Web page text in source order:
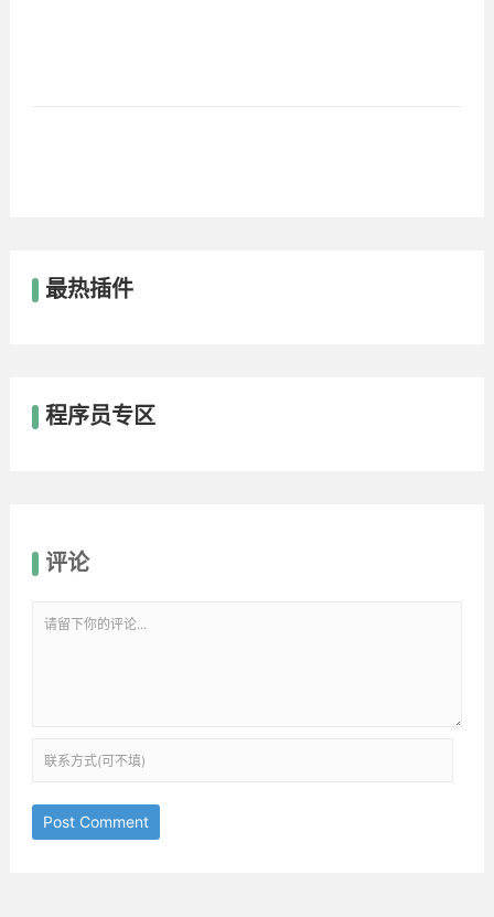
最热插件
程序员专区
评论
Post Comment